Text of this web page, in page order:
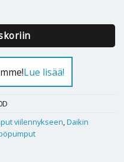
50 määrä
Lue lisää!
viilennykseen,Daikin